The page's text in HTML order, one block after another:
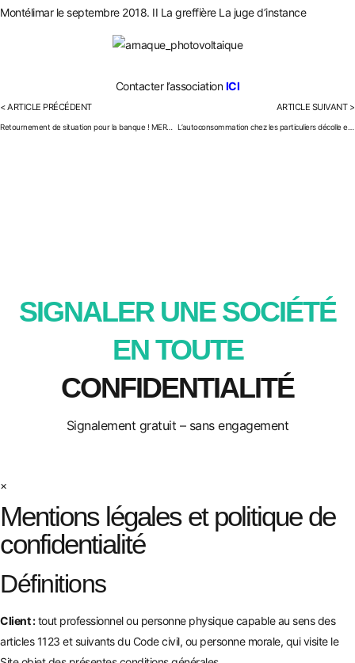
Montélimar le septembre 2018. II La greffière La juge d’instance
Contacter l’associationICI
< ARTICLE PRÉCÉDENT
Retournement de situation pour la banque ! MERCI LA COUR D’APPEL !!
ARTICLE SUIVANT >
L’autoconsommation chez les particuliers décolle en France, le monde de l’énergie en parle.
SIGNALER UNE SOCIÉTÉ
EN TOUTE
CONFIDENTIALITÉ
Signalement gratuit – sans engagement
×
Mentions légales et politique de
confidentialité
Définitions
Client :tout professionnel ou personne physique capable au sens des
articles 1123 et suivants du Code civil, ou personne morale, qui visite le